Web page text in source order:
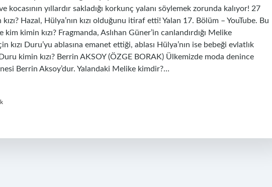
kocasının yıllardır sakladığı korkunç yalanı söylemek zorunda kalıyor! 27
Hazal, Hülya’nın kızı olduğunu itiraf etti! Yalan 17. Bölüm – YouTube. Bu
kimin kızı? Fragmanda, Aslıhan Güner’in canlandırdığı Melike
Duru’yu ablasına emanet ettiği, ablası Hülya’nın ise bebeği evlatlık
kimin kızı? Berrin AKSOY (ÖZGE BORAK) Ülkemizde moda denince
Berrin Aksoy’dur. Yalandaki Melike kimdir?…